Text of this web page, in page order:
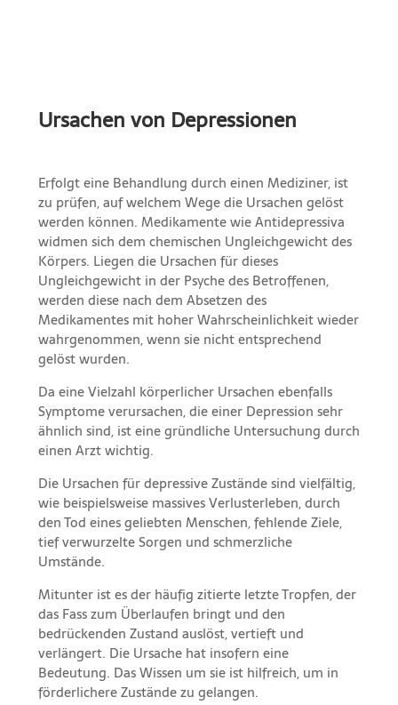
Ursachen von Depressionen
Erfolgt eine Behandlung durch einen Mediziner, ist
zu prüfen, auf welchem Wege die Ursachen gelöst
werden können. Medikamente wie Antidepressiva
widmen sich dem chemischen Ungleichgewicht des
Körpers. Liegen die Ursachen für dieses
Ungleichgewicht in der Psyche des Betroffenen,
werden diese nach dem Absetzen des
Medikamentes mit hoher Wahrscheinlichkeit wieder
wahrgenommen, wenn sie nicht entsprechend
gelöst wurden.
Da eine Vielzahl körperlicher Ursachen ebenfalls
Symptome verursachen, die einer Depression sehr
ähnlich sind, ist eine gründliche Untersuchung durch
einen Arzt wichtig.
Die Ursachen für depressive Zustände sind vielfältig,
wie beispielsweise massives Verlusterleben, durch
den Tod eines geliebten Menschen, fehlende Ziele,
tief verwurzelte Sorgen und schmerzliche
Umstände.
Mitunter ist es der häufig zitierte letzte Tropfen, der
das Fass zum Überlaufen bringt und den
bedrückenden Zustand auslöst, vertieft und
verlängert. Die Ursache hat insofern eine
Bedeutung. Das Wissen um sie ist hilfreich, um in
förderlichere Zustände zu gelangen.